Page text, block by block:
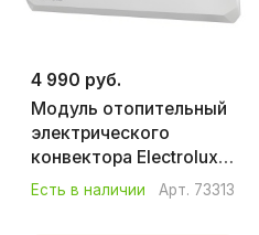
4 990 руб.
Модуль отопительный
электрического
конвектора Electrolux
Rapid Transformer
Есть в наличии Арт. 73313